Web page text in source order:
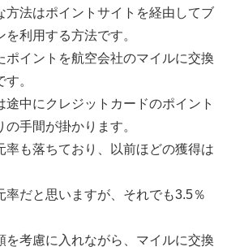
方法はポイントサイトを経由してブ
利用する方法です。
ポイントを航空会社のマイルに交換
。
途中にクレジットカードのポイント
手間が掛かります。
率も落ちており、以前ほどの獲得は
率だと思いますが、それでも3.5％
を考慮に入れながら、マイルに交換